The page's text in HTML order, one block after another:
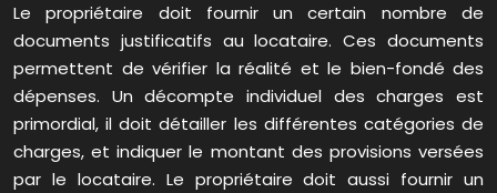
Le propriétaire doit fournir un certain nombre de
documents justificatifs au locataire. Ces documents
permettent de vérifier la réalité et le bien-fondé des
dépenses. Un décompte individuel des charges est
primordial, il doit détailler les différentes catégories de
charges, et indiquer le montant des provisions versées
par le locataire. Le propriétaire doit aussi fournir un